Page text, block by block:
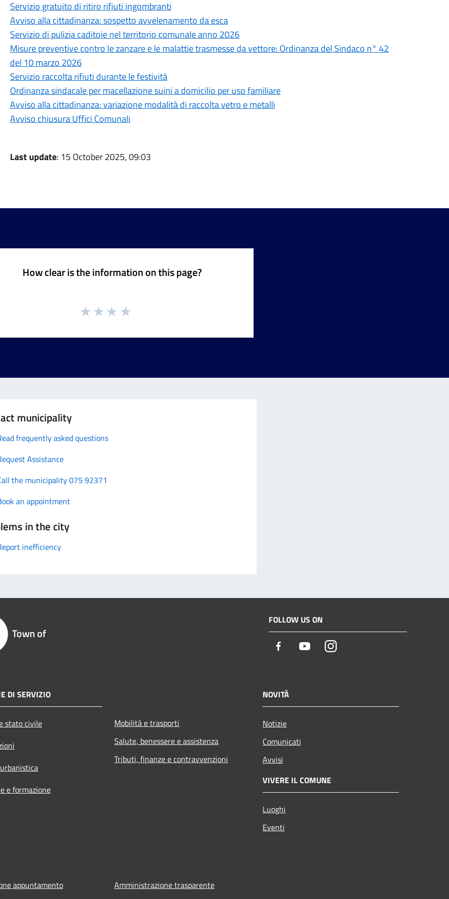
Servizio gratuito di ritiro rifiuti ingombranti
Avviso alla cittadinanza: sospetto avvelenamento da esca
Servizio di pulizia caditoie nel territorio comunale anno 2026
Misure preventive contro le zanzare e le malattie trasmesse da vettore: Ordinanza del Sindaco n° 42
del 10 marzo 2026
Servizio raccolta rifiuti durante le festività
Ordinanza sindacale per macellazione suini a domicilio per uso familiare
Avviso alla cittadinanza: variazione modalità di raccolta vetro e metalli
Avviso chiusura Uffici Comunali
Last update: 15 October 2025, 09:03
How clear is the information on this page?
municipality
frequently asked questions
Assistance
the municipality 075 92371
an appointment
in the city
inefficiency
Town of
FOLLOW US ON
Facebook YoutubeInstagram
DI SERVIZIO
stato civile
e formazione
Mobilità e trasporti
Salute, benessere e assistenza
Tributi, finanze e contravvenzioni
NOVITÀ
Notizie
Comunicati
Avvisi
VIVERE IL COMUNE
Luoghi
Eventi
appuntamento
Amministrazione trasparente